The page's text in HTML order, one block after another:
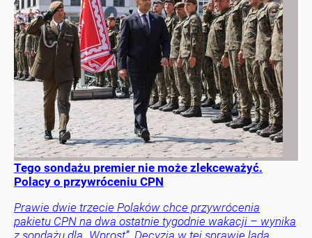
Tego sondażu premier nie może zlekceważyć.
Polacy o przywróceniu CPN
Prawie dwie trzecie Polaków chce przywrócenia
pakietu CPN na dwa ostatnie tygodnie wakacji – wynika
z sondażu dla „Wprost”. Decyzja w tej sprawie lada